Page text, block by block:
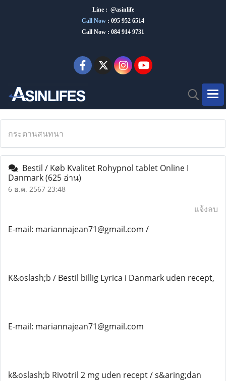
Line : @asinlife
Call Now : 095 952 6514
Call Now : 084 914 9731
กระดานสนทนา
Bestil / Køb Kvalitet Rohypnol tablet Online I
Danmark(625 อ่าน)
6 ธ.ค. 2567 23:48
แจ้งลบ
E-mail: mariannajean71@gmail.com /
K&oslash;b / Bestil billig Lyrica i Danmark uden recept,
E-mail: mariannajean71@gmail.com
k&oslash;b Rivotril 2 mg uden recept / s&aring;dan